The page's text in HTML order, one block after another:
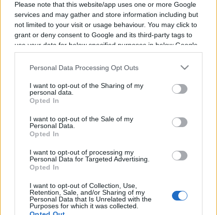
Please note that this website/app uses one or more Google
services and may gather and store information including but
not limited to your visit or usage behaviour. You may click to
grant or deny consent to Google and its third-party tags to
use your data for below specified purposes in below Google
consent section.
Personal Data Processing Opt Outs
I want to opt-out of the Sharing of my
personal data.
Opted In
I want to opt-out of the Sale of my
Personal Data.
Opted In
I want to opt-out of processing my
Personal Data for Targeted Advertising.
Opted In
I want to opt-out of Collection, Use,
Retention, Sale, and/or Sharing of my
Personal Data that Is Unrelated with the
Purposes for which it was collected.
Vous trouverez ci-dessous la liste des futurs
Melvin Manhoef. Ce boxeur de Suriname est né
il y a 50 ans, en 1976.
Manhoefannoncées à la télévision pour le
moment. Nous mettrons cette page à jour dès
que ce sera le cas.
Pour suivre l'
pas à vous rendre chez notre partenaire
RezoSport.com qui sélectionne l'actu boxe issue
des meilleurs médias, et propose également les